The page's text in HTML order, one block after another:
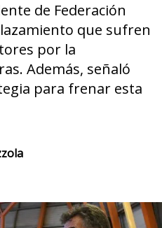
de Federación
que sufren
por la
Además, señaló
para frenar esta